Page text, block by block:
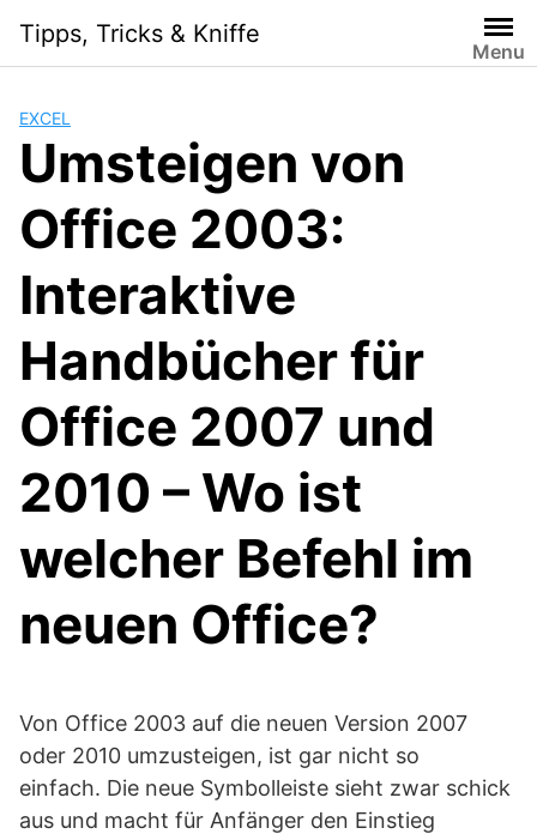
content
Tipps, Tricks & Kniffe
Menu
EXCEL
Umsteigen von
Office 2003:
Interaktive
Handbücher für
Office 2007 und
2010 – Wo ist
welcher Befehl im
neuen Office?
Von Office 2003 auf die neuen Version 2007
oder 2010 umzusteigen, ist gar nicht so
einfach. Die neue Symbolleiste sieht zwar schick
aus und macht für Anfänger den Einstieg